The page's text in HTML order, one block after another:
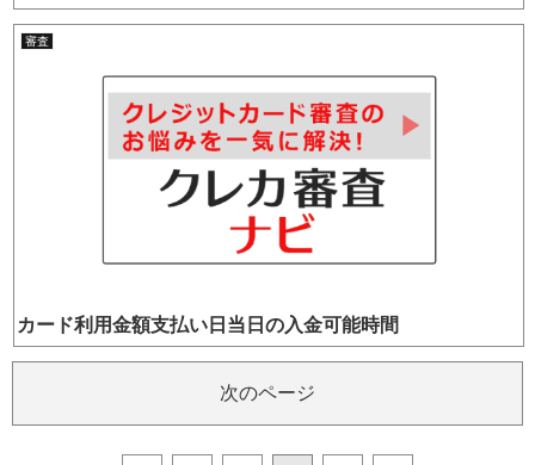
審査
カード利用金額支払い日当日の入金可能時間
次のページ